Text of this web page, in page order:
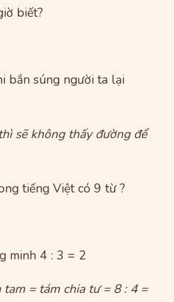
biết?
bắn súng người ta lại
sẽ không thấy đường để
tiếng Việt có 9 từ ?
minh 4 : 3 = 2
= tám chia tư = 8 : 4 =